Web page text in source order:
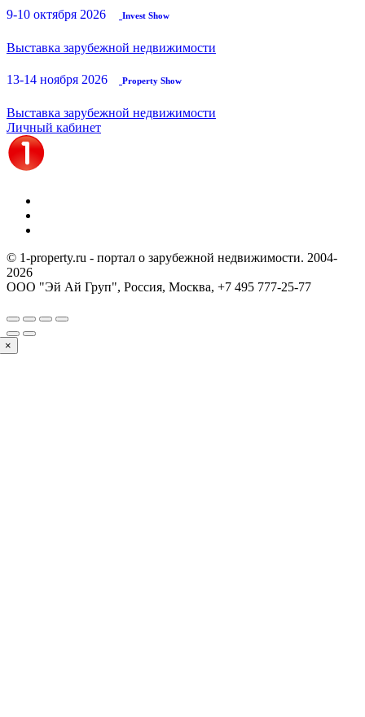
9-10 октября 2026 Invest Show
Выставка зарубежной недвижимости
13-14 ноября 2026 Property Show
Выставка зарубежной недвижимости
Личный кабинет
© 1-property.ru - портал о зарубежной недвижимости. 2004-
2026
ООО "Эй Ай Груп", Россия, Москва, +7 495 777-25-77
×